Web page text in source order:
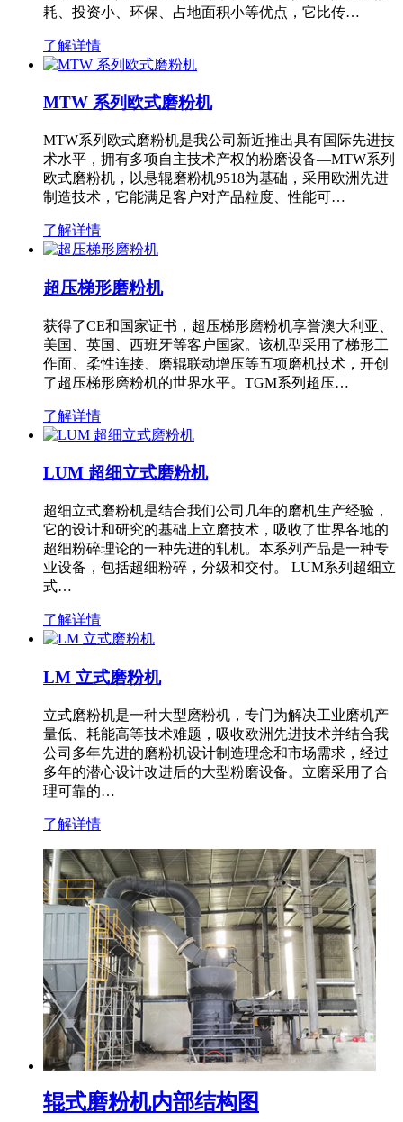
耗、投资小、环保、占地面积小等优点，它比传…
了解详情
MTW 系列欧式磨粉机
MTW系列欧式磨粉机是我公司新近推出具有国际先进技
术水平，拥有多项自主技术产权的粉磨设备—MTW系列
欧式磨粉机，以悬辊磨粉机9518为基础，采用欧洲先进
制造技术，它能满足客户对产品粒度、性能可…
了解详情
超压梯形磨粉机
获得了CE和国家证书，超压梯形磨粉机享誉澳大利亚、
美国、英国、西班牙等客户国家。该机型采用了梯形工
作面、柔性连接、磨辊联动增压等五项磨机技术，开创
了超压梯形磨粉机的世界水平。TGM系列超压…
了解详情
LUM 超细立式磨粉机
超细立式磨粉机是结合我们公司几年的磨机生产经验，
它的设计和研究的基础上立磨技术，吸收了世界各地的
超细粉碎理论的一种先进的轧机。本系列产品是一种专
业设备，包括超细粉碎，分级和交付。 LUM系列超细立
式…
了解详情
LM 立式磨粉机
立式磨粉机是一种大型磨粉机，专门为解决工业磨机产
量低、耗能高等技术难题，吸收欧洲先进技术并结合我
公司多年先进的磨粉机设计制造理念和市场需求，经过
多年的潜心设计改进后的大型粉磨设备。立磨采用了合
理可靠的…
了解详情
辊式磨粉机内部结构图